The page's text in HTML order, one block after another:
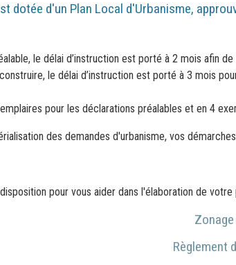
dotée d'un Plan Local d'Urbanisme,
le délai d’instruction est porté à 2 mois afin
le délai d’instruction est porté à 3 mois
pour les déclarations préalables et en 4
des demandes d'urbanisme, vos
pour vous aider dans l'élaboration de votre
Zonage
Règlement